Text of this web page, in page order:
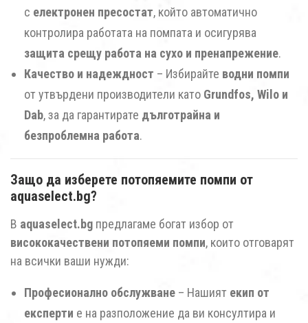
с електронен пресостат, който автоматично
контролира работата на помпата и осигурява
защита срещу работа на сухо и пренапрежение.
Качество и надеждност – Избирайте водни помпи
от утвърдени производители като Grundfos, Wilo и
Dab, за да гарантирате дълготрайна и
безпроблемна работа.
Защо да изберете потопяемите помпи от
aquaselect.bg?
В aquaselect.bg предлагаме богат избор от
висококачествени потопяеми помпи, които отговарят
на всички ваши нужди:
Професионално обслужване – Нашият екип от
експерти е на разположение да ви консултира и